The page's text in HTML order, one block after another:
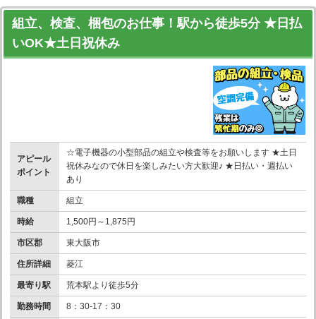
組立、検査、梱包のお仕事！駅から徒歩5分 ★日払
いOK★土日祝休み
アピール
ポイント
☆電子機器の小型部品の組立や検査等をお願いします ★土日
祝休みなので休日を楽しみたい方大歓迎♪ ★日払い・週払い
あり
職種 組立
時給 1,500円～1,875円
市区郡 東大阪市
住所詳細 菱江
最寄り駅 荒本駅より徒歩5分
勤務時間 8：30-17：30